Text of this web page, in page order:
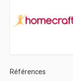
Références